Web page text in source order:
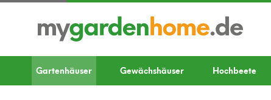
Gartenhäuser Gewächshäuser Hochbeete